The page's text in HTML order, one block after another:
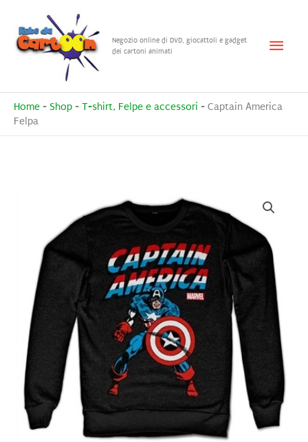
contenuto
Negozio online di DVD, giocattoli e gadget
dei cartoni animati
Menu
Home - Shop - T-shirt, Felpe e accessori - Captain America
Felpa